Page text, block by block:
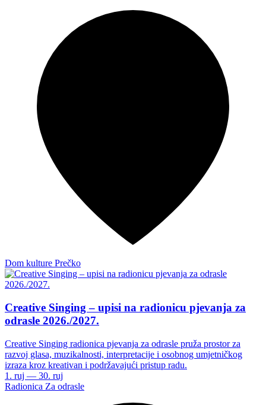
Dom kulture Prečko
Creative Singing – upisi na radionicu pjevanja za
odrasle 2026./2027.
Creative Singing radionica pjevanja za odrasle pruža prostor za
razvoj glasa, muzikalnosti, interpretacije i osobnog umjetničkog
izraza kroz kreativan i podržavajući pristup radu.
1. ruj — 30. ruj
Radionica Za odrasle